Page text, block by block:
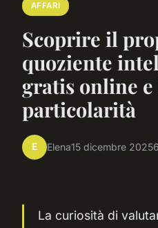
AFFARI
Scoprire il
quoziente
gratis online
particolarità
E Elena15 dicembre 2025
La curiosità di